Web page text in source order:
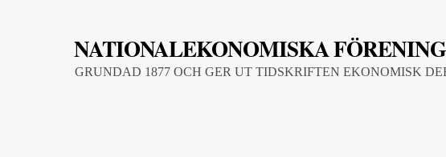
NATIONALEKONOMISKA
GRUNDAD 1877 OCH GER UT TIDSKRIFTEN EKONOMISK